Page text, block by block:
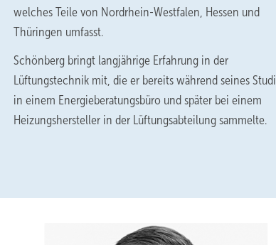
welches Teile von Nordrhein-Westfalen, Hessen und
Thüringen umfasst.
Schönberg bringt langjährige Erfahrung in der
Lüftungstechnik mit, die er bereits während seines
in einem Energieberatungsbüro und später bei einem
Heizungshersteller in der Lüftungsabteilung sammelte.